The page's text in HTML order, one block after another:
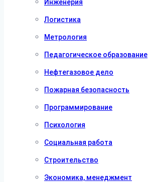
Инженерия
Логистика
Метрология
Педагогическое образование
Нефтегазовое дело
Пожарная безопасность
Программирование
Психология
Социальная работа
Строительство
Экономика, менеджмент